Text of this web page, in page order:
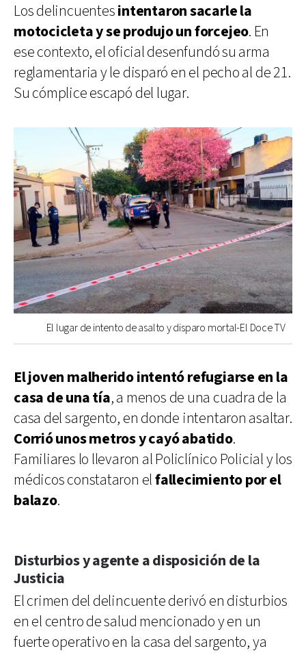
Los delincuentesintentaron sacarle la
motocicleta y se produjo un forcejeo. En
ese contexto, el oficial desenfundó su arma
reglamentaria y le disparó en el pecho al de 21.
Su cómplice escapó del lugar.
El lugar de intento de asalto y disparo mortal-El Doce TV
El joven malherido intentó refugiarse en la
casa de una tía, a menos de una cuadra de la
casa del sargento, en donde intentaron asaltar.
Corrió unos metros y cayó abatido.
Familiares lo llevaron al Policlínico Policial y los
médicos constataron elfallecimiento por el
balazo.
Disturbios y agente a disposición de la
Justicia
El crimen del delincuente derivó en disturbios
en el centro de salud mencionado y en un
fuerte operativo en la casa del sargento, ya